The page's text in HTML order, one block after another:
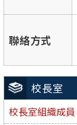
校長室
校長室組織成員
聯絡方式